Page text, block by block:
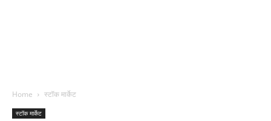
Home स्टॉक मार्केट
स्टॉक मार्केट